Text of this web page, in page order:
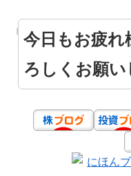
今日もお疲れ
ろしくお願い